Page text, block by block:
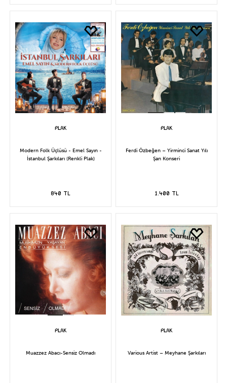
Modern Folk Üçlüsü - Emel Sayın -
İstanbul Şarkıları (Renkli Plak)
840 TL
Ferdi Özbeğen – Yirminci Sanat Yılı
Şan Konseri
1.400 TL
Muazzez Abacı-Sensiz Olmadı Various Artist – Meyhane Şarkıları